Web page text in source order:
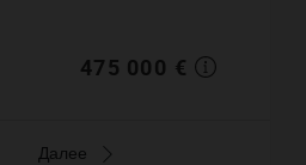
475 000 €
Далее